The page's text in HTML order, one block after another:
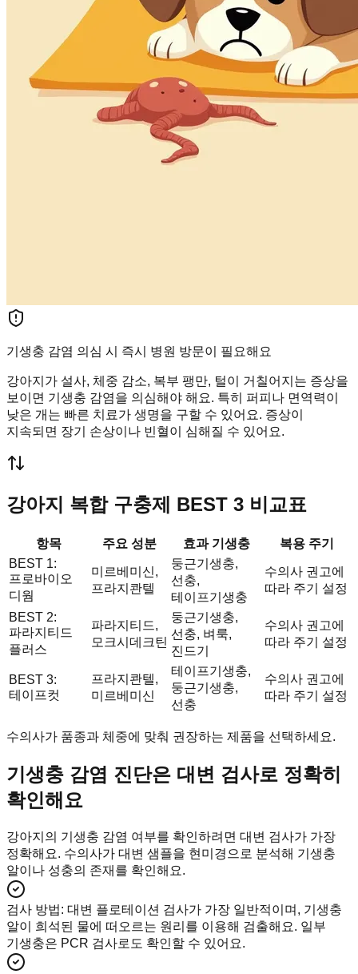
기생충 감염 의심 시 즉시 병원 방문이 필요해요
강아지가 설사, 체중 감소, 복부 팽만, 털이 거칠어지는 증상을
보이면 기생충 감염을 의심해야 해요. 특히 퍼피나 면역력이
낮은 개는 빠른 치료가 생명을 구할 수 있어요. 증상이
지속되면 장기 손상이나 빈혈이 심해질 수 있어요.
강아지 복합 구충제 BEST 3 비교표
항목 주요 성분 효과 기생충
복용 주기
BEST 1:
프로바이오
디웜
미르베미신,
프라지콴텔
둥근기생충,
선충,
테이프기생충
수의사 권고에
따라 주기 설정
BEST 2:
파라지티드
플러스
파라지티드,
모크시데크틴
둥근기생충,
선충, 벼룩,
진드기
수의사 권고에
따라 주기 설정
BEST 3:
테이프컷
프라지콴텔,
미르베미신
테이프기생충,
둥근기생충,
선충
수의사 권고에
따라 주기 설정
수의사가 품종과 체중에 맞춰 권장하는 제품을 선택하세요.
기생충 감염 진단은 대변 검사로 정확히
확인해요
강아지의 기생충 감염 여부를 확인하려면 대변 검사가 가장
정확해요. 수의사가 대변 샘플을 현미경으로 분석해 기생충
알이나 성충의 존재를 확인해요.
검사 방법: 대변 플로테이션 검사가 가장 일반적이며, 기생충
알이 희석된 물에 떠오르는 원리를 이용해 검출해요. 일부
기생충은 PCR 검사로도 확인할 수 있어요.